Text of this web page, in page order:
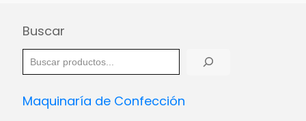
Buscar
Maquinaría de Confección